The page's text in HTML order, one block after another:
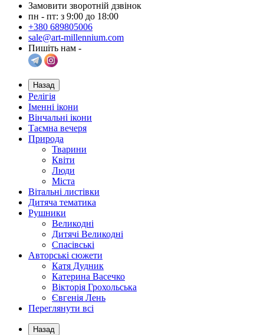
Замовити зворотній дзвінок
пн - пт: з 9:00 до 18:00
+380 689805006
sale@art-millennium.com
Пишіть нам -
Назад
Релігія
Іменні ікони
Вінчальні ікони
Таємна вечеря
Природа
Тварини
Квіти
Люди
Міста
Вітальні листівки
Дитяча тематика
Рушники
Великодні
Дитячі Великодні
Спасівські
Авторські сюжети
Катя Дудник
Катерина Васечко
Вікторія Грохольська
Євгенія Лень
Переглянути всі
Назад